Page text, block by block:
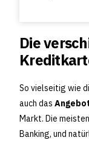
Die
So vielseitig wie
auch das
Markt. Die
Banking, und